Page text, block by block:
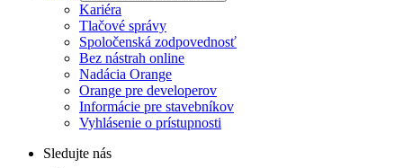
Kariéra
Tlačové správy
Spoločenská zodpovednosť
Bez nástrah online
Nadácia Orange
Orange pre developerov
Informácie pre stavebníkov
Vyhlásenie o prístupnosti
Sledujte nás